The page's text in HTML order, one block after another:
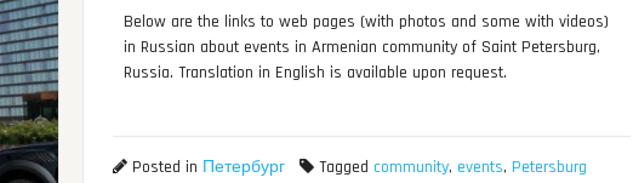
Below are the links to web pages (with photos and some with videos)
in Russian about events in Armenian community of Saint Petersburg,
Russia. Translation in English is available upon request.
Posted in Петербург Tagged community, events, Petersburg